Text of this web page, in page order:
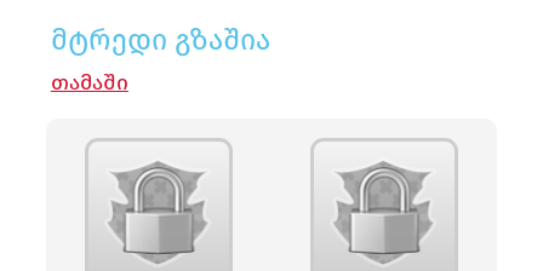
მტრედი გზაშია
ᲗᲐᲛᲐᲨᲘ